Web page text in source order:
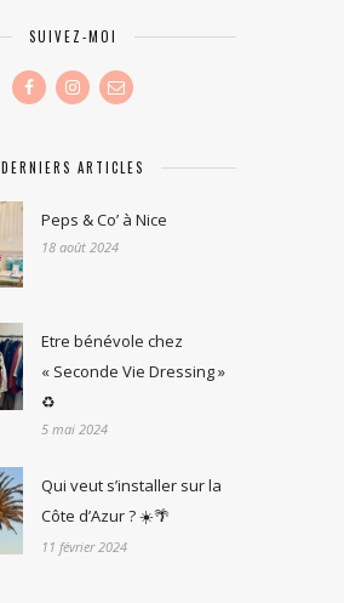
SUIVEZ-MOI
DERNIERS ARTICLES
Peps & Co’ à Nice
18 août 2024
Etre bénévole chez
« Seconde Vie Dressing »
♻️
5 mai 2024
Qui veut s’installer sur la
Côte d’Azur ? ☀️🌴
11 février 2024